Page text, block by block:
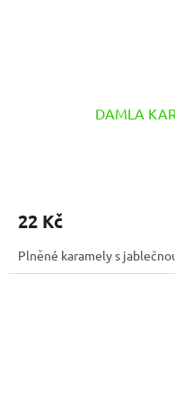
DAMLA
22 Kč
Plněné karamely s